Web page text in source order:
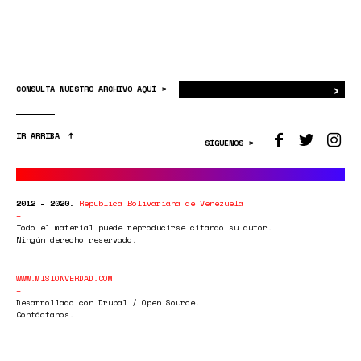
CONSULTA NUESTRO ARCHIVO AQUÍ > ›
IR ARRIBA
SÍGUENOS >
2012 - 2020. República Bolivariana de Venezuela
Todo el material puede reproducirse citando su autor.
Ningún derecho reservado.
WWW.MISIONVERDAD.COM
Desarrollado con Drupal / Open Source.
Contáctanos.